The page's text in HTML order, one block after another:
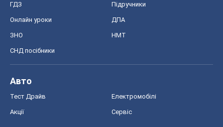
ГДЗ Підручники
Онлайн уроки ДПА
ЗНО НМТ
СНД посібники
Авто
Тест Драйв Електромобілі
Акції Сервіс